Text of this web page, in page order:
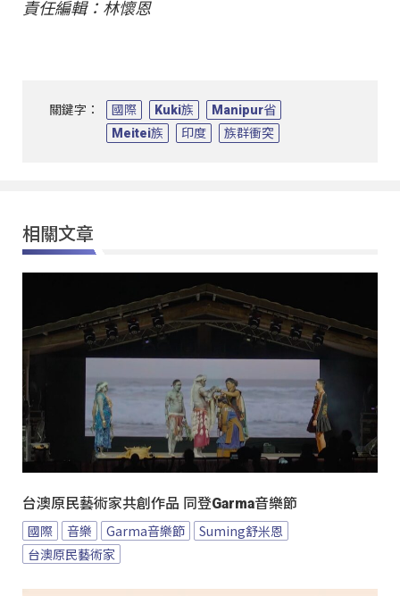
責任編輯：林懷恩
關鍵字： 國際 Kuki族
Manipur省
Meitei族
印度 族群衝突
相關文章
台澳原民藝術家共創作品 同登Garma音樂節
國際 音樂 Garma音樂節
Suming舒米恩
台澳原民藝術家